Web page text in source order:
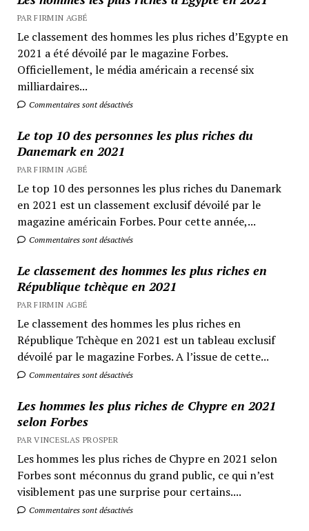
PAR FIRMIN AGBÉ
Le classement des hommes les plus riches d’Egypte en
2021 a été dévoilé par le magazine Forbes.
Officiellement, le média américain a recensé six
milliardaires...
Commentaires sont désactivés
Le top 10 des personnes les plus riches du
Danemark en 2021
PAR FIRMIN AGBÉ
Le top 10 des personnes les plus riches du Danemark
en 2021 est un classement exclusif dévoilé par le
magazine américain Forbes. Pour cette année,...
Commentaires sont désactivés
Le classement des hommes les plus riches en
République tchèque en 2021
PAR FIRMIN AGBÉ
Le classement des hommes les plus riches en
République Tchèque en 2021 est un tableau exclusif
dévoilé par le magazine Forbes. A l’issue de cette...
Commentaires sont désactivés
Les hommes les plus riches de Chypre en 2021
selon Forbes
PAR VINCESLAS PROSPER
Les hommes les plus riches de Chypre en 2021 selon
Forbes sont méconnus du grand public, ce qui n’est
visiblement pas une surprise pour certains....
Commentaires sont désactivés